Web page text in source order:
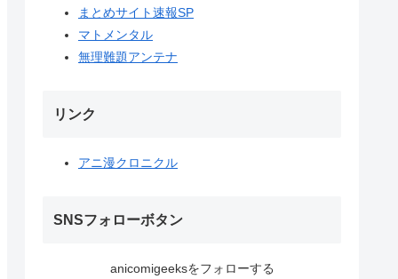
まとめサイト速報SP
マトメンタル
無理難題アンテナ
リンク
アニ漫クロニクル
SNSフォローボタン
anicomigeeksをフォローする